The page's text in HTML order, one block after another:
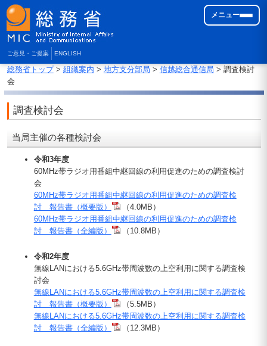
ご意見・ご提案 ENGLISH
メニュー
総務省トップ> 組織案内 > 地方支分部局 > 信越総合通信局 > 調査検討
会
調査検討会
当局主催の各種検討会
令和3年度
60MHz帯ラジオ用番組中継回線の利用促進のための調査検討
会
60MHz帯ラジオ用番組中継回線の利用促進のための調査検
討 報告書（概要版）
（4.0MB）
60MHz帯ラジオ用番組中継回線の利用促進のための調査検
討 報告書（全編版）
（10.8MB）
令和2年度
無線LANにおける5.6GHz帯周波数の上空利用に関する調査検
討会
無線LANにおける5.6GHz帯周波数の上空利用に関する調査検
討 報告書（概要版）
（5.5MB）
無線LANにおける5.6GHz帯周波数の上空利用に関する調査検
討 報告書（全編版）
（12.3MB）